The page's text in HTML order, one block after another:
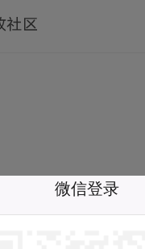
微信登录